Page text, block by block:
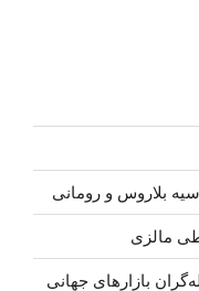
بلاروس و رومانی
مالزی
بازارهای جهانی